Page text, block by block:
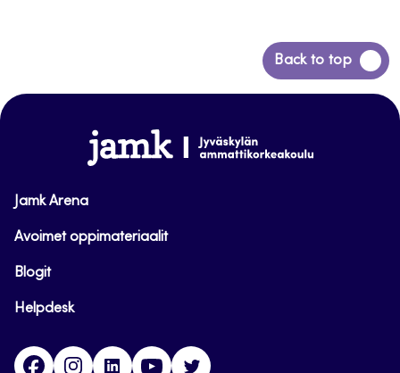
Back to top
Siirry
takaisin
www.jamk.fi
Jamk Arena
Avoimet oppimateriaalit
Blogit
Helpdesk
FacebookInstagram
LinkedInYoutube